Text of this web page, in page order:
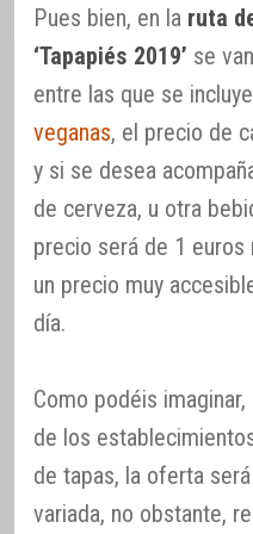
Pues bien, en la ruta
‘Tapapiés 2019’ se
entre las que se
veganas, el precio de
y si se desea
de cerveza, u otra
precio será de 1 euros
un precio muy
día.
Como podéis
de los
de tapas, la oferta
variada, no obstante,